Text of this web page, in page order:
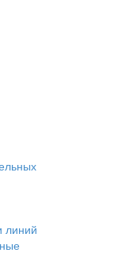
линий